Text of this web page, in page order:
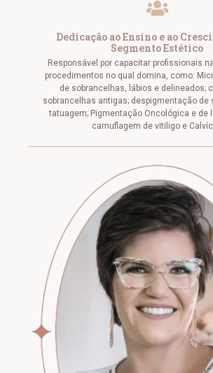
Dedicação ao Ensino e ao
Segmento Estético
Responsável por capacitar profissionais
procedimentos no qual domina, como:
de sobrancelhas, lábios e delineados;
sobrancelhas antigas; despigmentação de
tatuagem; Pigmentação Oncológica e de
camuflagem de vitiligo e